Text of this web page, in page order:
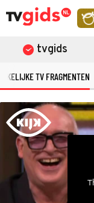
tvgids
TV FRAGMENTEN